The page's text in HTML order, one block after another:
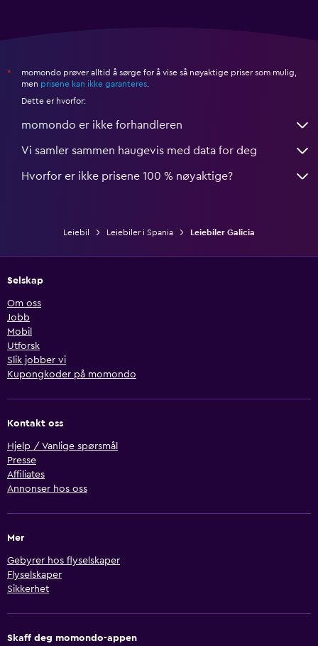
*
momondo prøver alltid å sørge for å vise så nøyaktige priser som mulig,
men prisene kan ikke garanteres.
Dette er hvorfor:
momondo er ikke forhandleren
Vi samler sammen haugevis med data for deg
Hvorfor er ikke prisene 100 % nøyaktige?
Leiebil Leiebiler i Spania Leiebiler Galicia
Selskap
Om oss
Jobb
Mobil
Utforsk
Slik jobber vi
Kupongkoder på momondo
Kontakt oss
Hjelp / Vanlige spørsmål
Presse
Affiliates
Annonser hos oss
Mer
Gebyrer hos flyselskaper
Flyselskaper
Sikkerhet
Skaff deg momondo-appen